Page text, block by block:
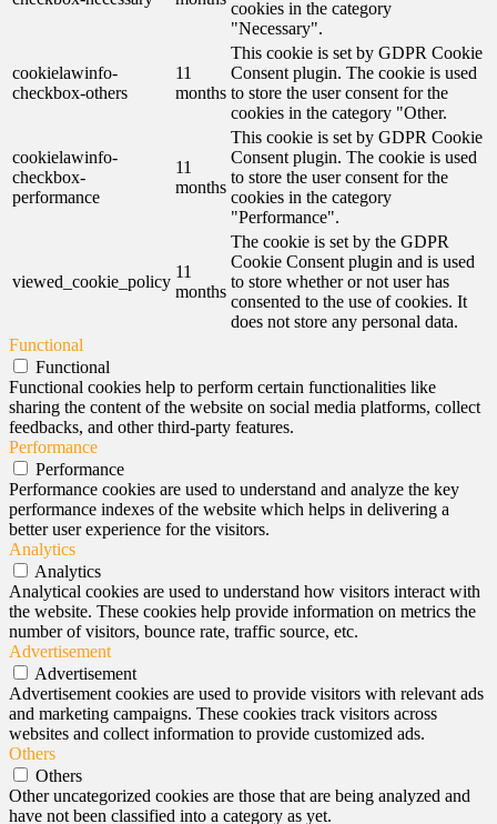
cookies in the category
"Necessary".
cookielawinfo-
checkbox-others
11
months
This cookie is set by GDPR Cookie
Consent plugin. The cookie is used
to store the user consent for the
cookies in the category "Other.
cookielawinfo-
checkbox-
performance
11
months
This cookie is set by GDPR Cookie
Consent plugin. The cookie is used
to store the user consent for the
cookies in the category
"Performance".
viewed_cookie_policy
11
months
The cookie is set by the GDPR
Cookie Consent plugin and is used
to store whether or not user has
consented to the use of cookies. It
does not store any personal data.
Functional
Functional
Functional cookies help to perform certain functionalities like
sharing the content of the website on social media platforms, collect
feedbacks, and other third-party features.
Performance
Performance
Performance cookies are used to understand and analyze the key
performance indexes of the website which helps in delivering a
better user experience for the visitors.
Analytics
Analytics
Analytical cookies are used to understand how visitors interact with
the website. These cookies help provide information on metrics the
number of visitors, bounce rate, traffic source, etc.
Advertisement
Advertisement
Advertisement cookies are used to provide visitors with relevant ads
and marketing campaigns. These cookies track visitors across
websites and collect information to provide customized ads.
Others
Others
Other uncategorized cookies are those that are being analyzed and
have not been classified into a category as yet.